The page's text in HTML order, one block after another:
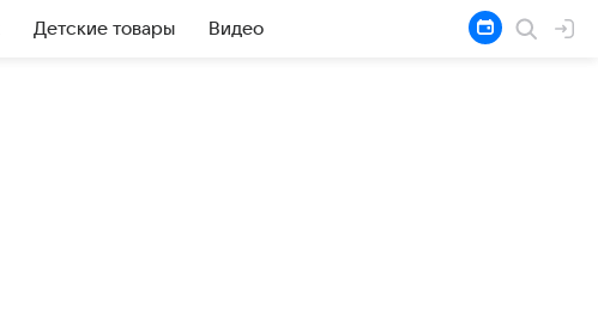
Детские товары Видео